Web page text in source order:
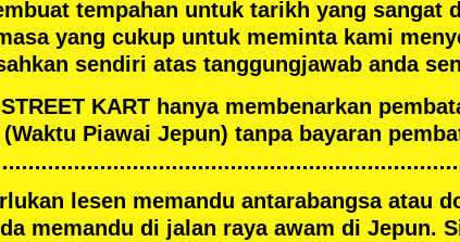
tempahan untuk tarikh yang sangat
yang cukup untuk meminta kami
sendiri atas tanggungjawab anda
KART hanya membenarkan
Piawai Jepun) tanpa bayaran
lesen memandu antarabangsa atau
memandu di jalan raya awam di Jepun.